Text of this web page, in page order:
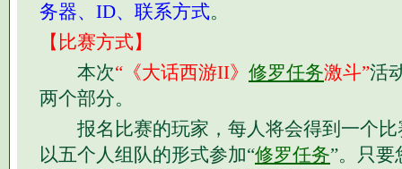
务器、ID、联系方式。
【比赛方式】
本次“《大话西游II》 修罗任务激斗”活
两个部分。
报名比赛的玩家，每人将会得到一个比
以五个人组队的形式参加“修罗任务”。只要